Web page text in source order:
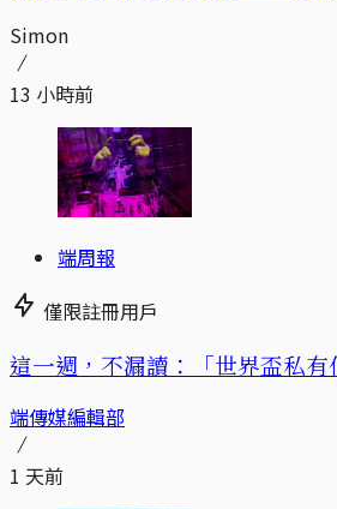
Simon
13 小時前
端周報
僅限註冊用戶
這一週，不漏讀：「世界盃私有
端傳媒編輯部
1 天前